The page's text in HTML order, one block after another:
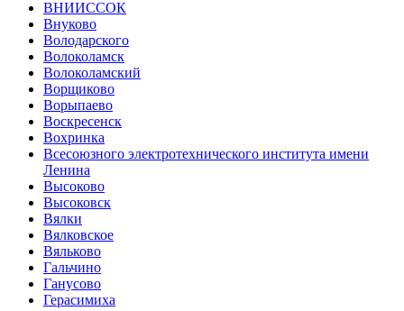
ВНИИССОК
Внуково
Володарского
Волоколамск
Волоколамский
Ворщиково
Ворыпаево
Воскресенск
Вохринка
Всесоюзного электротехнического института имени
Ленина
Высоково
Высоковск
Вялки
Вялковское
Вяльково
Гальчино
Ганусово
Герасимиха